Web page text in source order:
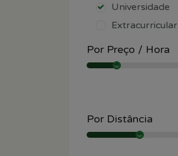
Universidade
Extracurricular
Por Preço / Hora
Por Distância